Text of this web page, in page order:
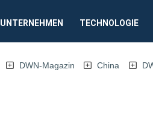
UNTERNEHMEN TECHNOLOGIE
DWN-Magazin China